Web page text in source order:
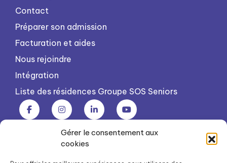
Gérer le consentement aux
cookies
Contact
Préparer son admission
Facturation et aides
Nous rejoindre
Intégration
Liste des résidences Groupe SOS Seniors
Groupe SOS Seniors est une association du Groupe SOS